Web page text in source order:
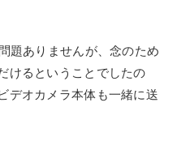
題ありませんが、念のため
けるということでしたの
デオカメラ本体も一緒に送